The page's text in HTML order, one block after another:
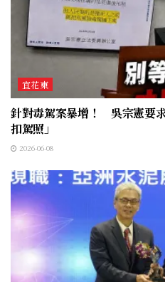
宜花東
針對毒駕案暴增！ 吳宗憲要
扣駕照」
2026-06-08